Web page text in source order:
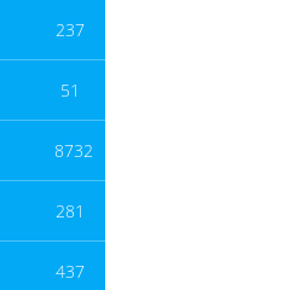
237
51
8732
281
437